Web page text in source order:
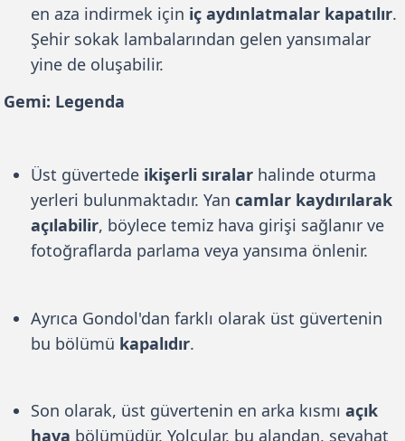
en aza indirmek için iç aydınlatmalar kapatılır.
Şehir sokak lambalarından gelen yansımalar
yine de oluşabilir.
Gemi: Legenda
Üst güvertede ikişerli sıralar halinde oturma
yerleri bulunmaktadır. Yancamlar kaydırılarak
açılabilir, böylece temiz hava girişi sağlanır ve
fotoğraflarda parlama veya yansıma önlenir.
Ayrıca Gondol'dan farklı olarak üst güvertenin
bu bölümü kapalıdır.
Son olarak, üst güvertenin en arka kısmıaçık
hava bölümüdür. Yolcular, bu alandan, seyahat